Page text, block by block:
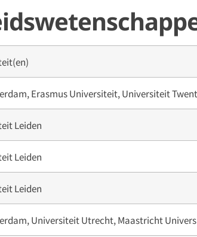
Erasmus Universiteit, Universiteit
Leiden
Leiden
Leiden
Universiteit Utrecht, Maastricht